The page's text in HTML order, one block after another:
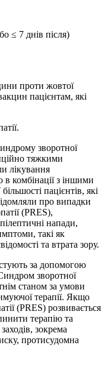
≤ 7 днів після)
проти жовтої
пацієнтам, які
зворотної
тяжкими
лікування
в комбінації з іншими
пацієнтів, які
про випадки
(PRES),
напади,
такі як
та втрата зору.
за допомогою
зворотної
станом за умови
терапії. Якщо
(PRES) розвивається
терапію та
зокрема
протисудомна